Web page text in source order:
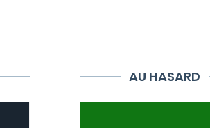
AU HASARD